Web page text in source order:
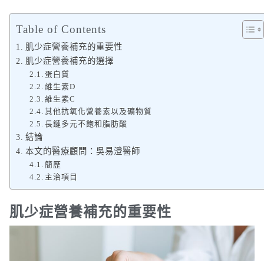
Table of Contents
肌少症營養補充的重要性
肌少症營養補充的選擇
蛋白質
維生素D
維生素C
其他抗氧化營養素以及礦物質
長鏈多元不飽和脂肪酸
結論
本文的醫療顧問：吳易澄醫師
簡歷
主治項目
肌少症營養補充的重要性